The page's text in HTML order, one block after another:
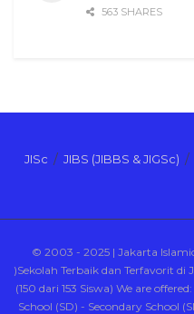
563 SHARES
JISc JIBS (JIBBS & JIGSc)
© 2003 - 2025 | Jakarta Islamic
)Sekolah Terbaik dan Terfavorit
(150 dari 153 Siswa) We are
School (SD) - Secondary School